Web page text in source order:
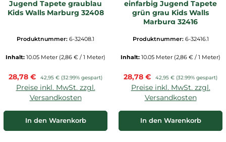
Jugend Tapete graublau
Kids Walls Marburg 32408
Produktnummer: 6-32408.1
Inhalt: 10.05 Meter (2,86 € / 1 Meter)
Verkaufspreis:
28,78 € Regulärer Preis:
42,95 € (32.99% gespart)
Preise inkl. MwSt. zzgl.
Versandkosten
In den Warenkorb
einfarbig Jugend Tapete
grün grau Kids Walls
Marburg 32416
Produktnummer: 6-32416.1
Inhalt: 10.05 Meter (2,86 € / 1 Meter)
Verkaufspreis:
28,78 € Regulärer Preis:
42,95 € (32.99% gespart)
Preise inkl. MwSt. zzgl.
Versandkosten
In den Warenkorb